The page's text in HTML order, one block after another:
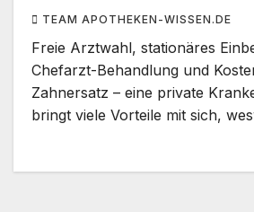
TEAM APOTHEKEN-WISSEN.DE
Freie Arztwahl, stationäres
Chefarzt-Behandlung und
Zahnersatz – eine private
bringt viele Vorteile mit sich,